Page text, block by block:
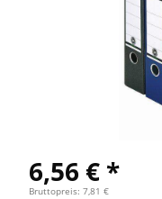
6,56 € *
Bruttopreis: 7,81 €